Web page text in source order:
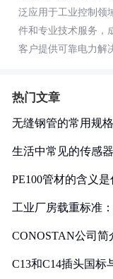
泛应用于工业控制领
件和专业技术服务，
客户提供可靠电力解
热门文章
无缝钢管的常用规
生活中常见的传感
PE100管材的含义是
工业厂房载重标准
CONOSTAN公司简
C13和C14插头国标